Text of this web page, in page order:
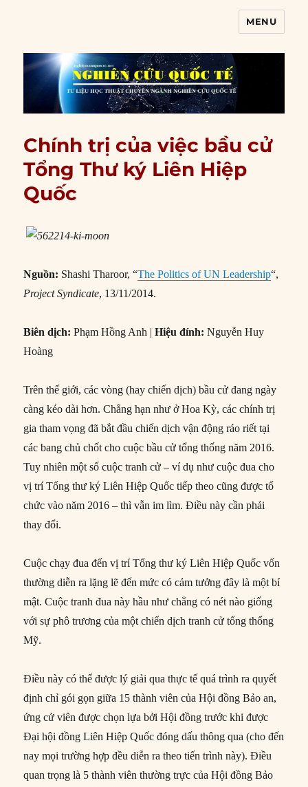
MENU
Chính trị của việc bầu cử
Tổng Thư ký Liên Hiệp
Quốc
Nguồn: Shashi Tharoor, “The Politics of UN Leadership“,
Project Syndicate, 13/11/2014.
Biên dịch: Phạm Hồng Anh |Hiệu đính: Nguyễn Huy
Hoàng
Trên thế giới, các vòng (hay chiến dịch) bầu cử đang ngày
càng kéo dài hơn. Chẳng hạn như ở Hoa Kỳ, các chính trị
gia tham vọng đã bắt đầu chiến dịch vận động ráo riết tại
các bang chủ chốt cho cuộc bầu cử tổng thống năm 2016.
Tuy nhiên một số cuộc tranh cử – ví dụ như cuộc đua cho
vị trí Tổng thư ký Liên Hiệp Quốc tiếp theo cũng được tổ
chức vào năm 2016 – thì vẫn im lìm. Điều này cần phải
thay đổi.
Cuộc chạy đua đến vị trí Tổng thư ký Liên Hiệp Quốc vốn
thường diễn ra lặng lẽ đến mức có cảm tưởng đây là một bí
mật. Cuộc tranh đua này hầu như chẳng có nét nào giống
với sự phô trương của một chiến dịch tranh cử tổng thống
Mỹ.
Điều này có thể được lý giải qua thực tế quá trình ra quyết
định chỉ gói gọn giữa 15 thành viên của Hội đồng Bảo an,
ứng cử viên được chọn lựa bởi Hội đồng trước khi được
Đại hội đồng Liên Hiệp Quốc đóng dấu thông qua (cho đến
nay mọi trường hợp đều diễn ra theo tiến trình này). Điều
quan trọng là 5 thành viên thường trực của Hội đồng Bảo